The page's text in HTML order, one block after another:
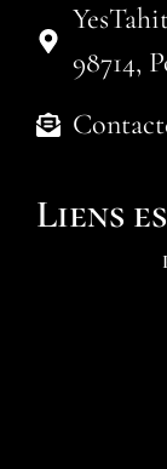
98714,
Liens